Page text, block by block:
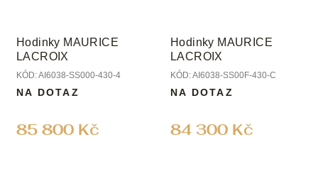
Hodinky MAURICE
LACROIX
KÓD:AI6038-SS000-430-4
85 800 Kč
NA DOTAZ
Hodinky MAURICE
LACROIX
KÓD:AI6038-SS00F-430-C
84 300 Kč
NA DOTAZ